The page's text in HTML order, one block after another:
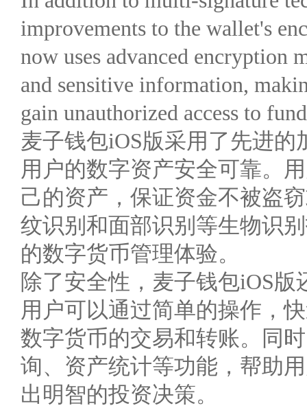
improvements to the wallet's
now uses advanced encryption
and sensitive information,
gain unauthorized access to
麦子钱包iOS版采用了先进
用户的数字资产安全可靠。
己的资产，保证资金不被盗
纹识别和面部识别等生物识
的数字货币管理体验。
除了安全性，麦子钱包iOS
用户可以通过简单的操作，
数字货币的交易和转账。同
询、资产统计等功能，帮助
出明智的投资决策。